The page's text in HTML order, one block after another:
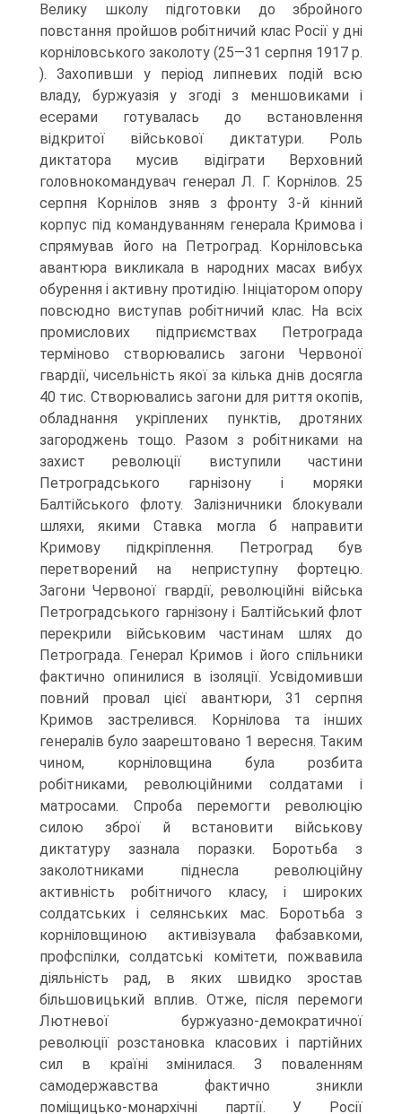
Велику школу підготовки до збройного
повстання пройшов робітничий клас Росії у дні
корніловського заколоту (25—31 серпня 1917 р.
). Захопивши у період липневих подій всю
владу, буржуазія у згоді з меншовиками і
есерами готувалась до встановлення
відкритої військової диктатури. Роль
диктатора мусив відіграти Верховний
головнокомандувач генерал Л. Г. Корнілов. 25
серпня Корнілов зняв з фронту 3-й кінний
корпус під командуванням генерала Кримова і
спрямував його на Петроград. Корніловська
авантюра викликала в народних масах вибух
обурення і активну протидію. Ініціатором опору
повсюдно виступав робітничий клас. На всіх
промислових підприємствах Петрограда
терміново створювались загони Червоної
гвардії, чисельність якої за кілька днів досягла
40 тис. Створювались загони для риття окопів,
обладнання укріплених пунктів, дротяних
загороджень тощо. Разом з робітниками на
захист революції виступили частини
Петроградського гарнізону і моряки
Балтійського флоту. Залізничники блокували
шляхи, якими Ставка могла б направити
Кримову підкріплення. Петроград був
перетворений на неприступну фортецю.
Загони Червоної гвардії, революційні війська
Петроградського гарнізону і Балтійський флот
перекрили військовим частинам шлях до
Петрограда. Генерал Кримов і його спільники
фактично опинилися в ізоляції. Усвідомивши
повний провал цієї авантюри, 31 серпня
Кримов застрелився. Корнілова та інших
генералів було заарештовано 1 вересня. Таким
чином, корніловщина була розбита
робітниками, революційними солдатами і
матросами. Спроба перемогти революцію
силою зброї й встановити військову
диктатуру зазнала поразки. Боротьба з
заколотниками піднесла революційну
активність робітничого класу, і широких
солдатських і селянських мас. Боротьба з
корніловщиною активізувала фабзавкоми,
профспілки, солдатські комітети, пожвавила
діяльність рад, в яких швидко зростав
більшовицький вплив. Отже, після перемоги
Лютневої буржуазно-демократичної
революції розстановка класових і партійних
сил в країні змінилася. З поваленням
самодержавства фактично зникли
поміщицько-монархічні партії. У Росії